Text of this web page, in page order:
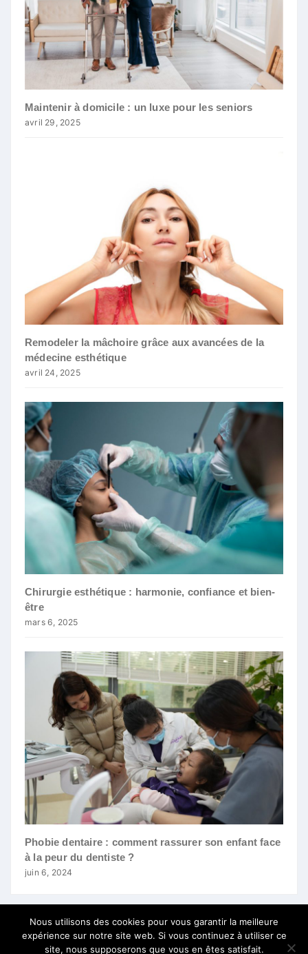
Maintenir à domicile : un luxe pour les seniors
avril 29, 2025
Remodeler la mâchoire grâce aux avancées de la
médecine esthétique
avril 24, 2025
Chirurgie esthétique : harmonie, confiance et bien-
être
mars 6, 2025
Phobie dentaire : comment rassurer son enfant face
à la peur du dentiste ?
juin 6, 2024
Nous utilisons des cookies pour vous garantir la meilleure
expérience sur notre site web. Si vous continuez à utiliser ce
site, nous supposerons que vous en êtes satisfait.